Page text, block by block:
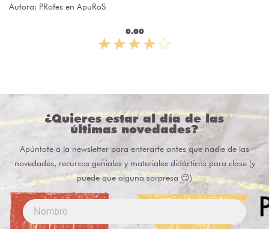
Autora: PRofes en ApuRoS
0.00
¿Quieres estar al día de las
últimas novedades?
Apúntate a la newsletter para enterarte antes que nadie de las
novedades, recursos geniales y materiales didácticos para clase (y
puede que alguna sorpresa 😏)